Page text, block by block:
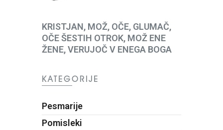
KRISTJAN, MOŽ, OČE, GLUMAČ,
OČE ŠESTIH OTROK, MOŽ ENE
ŽENE, VERUJOČ V ENEGA BOGA
KATEGORIJE
Pesmarije
Pomisleki